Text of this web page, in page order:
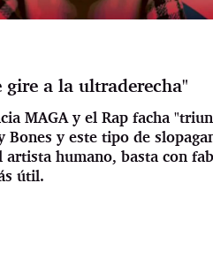
gire a la ultraderecha"
MAGA y el Rap facha
Bones y este tipo de
artista humano, basta con
útil.